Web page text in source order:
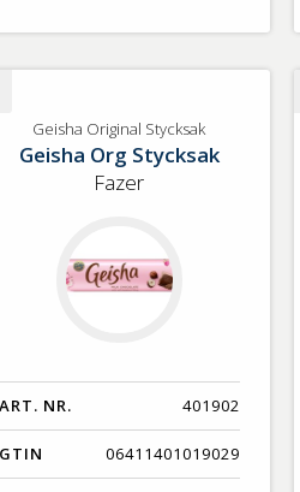
Geisha
Original
Geisha Original Stycksak
Geisha Org Stycksak
Fazer
ART. NR. 401902
GTIN 06411401019029